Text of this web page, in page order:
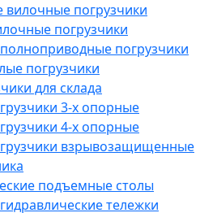
вилочные погрузчики
погрузчики
погрузчики
погрузчики
для склада
3-х опорные
4-х опорные
взрывозащищенные
подъемные столы
тележки